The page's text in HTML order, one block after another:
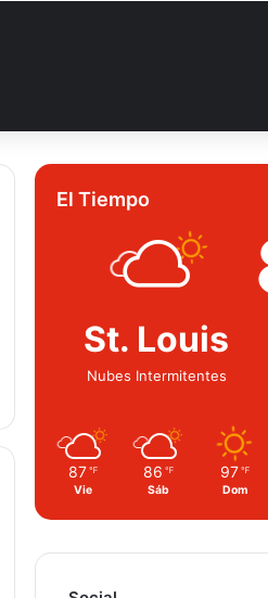
El Tiempo
St. Louis
Nubes Intermitentes
87 ℉
Vie
86 ℉
Sáb
97 ℉
Dom